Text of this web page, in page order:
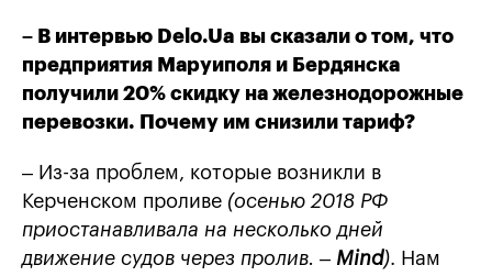
– В интервью Delo.Ua вы сказали о том, что
предприятия Маруиполя и Бердянска
получили 20% скидку на железнодорожные
перевозки. Почему им снизили тариф?
– Из-за проблем, которые возникли в
Керченском проливе (осенью 2018 РФ
приостанавливала на несколько дней
движение судов через пролив. – Mind). Нам